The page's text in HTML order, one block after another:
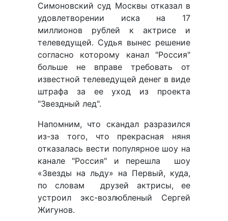
Симоновский суд Москвы отказал в
удовлетворении иска на 17
миллионов рублей к актрисе и
телеведущей. Судья вынес решение
согласно которому канал "Россия"
больше не вправе требовать от
известной телеведущей денег в виде
штрафа за ее уход из проекта
"Звездный лед".
Напомним, что скандал разразился
из-за того, что прекрасная няня
отказалась вести популярное шоу на
канале "Россия" и перешла шоу
«Звезды на льду» на Первый, куда,
по словам друзей актрисы, ее
устроил экс-возлюбленый Сергей
Жигунов.